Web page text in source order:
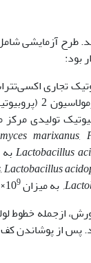
حاوی باکتری
marixanus,
Lactobacillusبه
Lactobacillus
به میزان 109
×2CFU/g ).
از‌جمله خطوط
کف